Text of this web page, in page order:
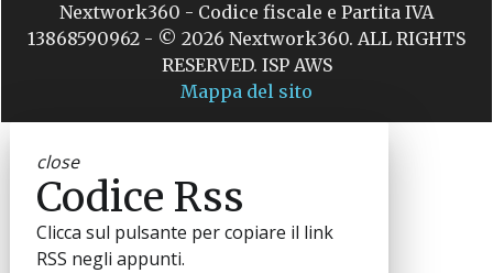
Nextwork360 - Codice fiscale e Partita IVA
13868590962 - © 2026 Nextwork360. ALL RIGHTS
RESERVED. ISP AWS
Mappa del sito
close
Codice Rss
Clicca sul pulsante per copiare il link
RSS negli appunti.